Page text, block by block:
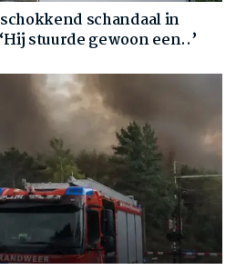
schandaal in
stuurde gewoon een..’